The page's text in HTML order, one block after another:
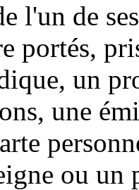
l'un de
portés,
un
une
ou un